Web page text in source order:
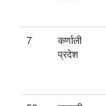
7
कर्णाली
प्रदेश